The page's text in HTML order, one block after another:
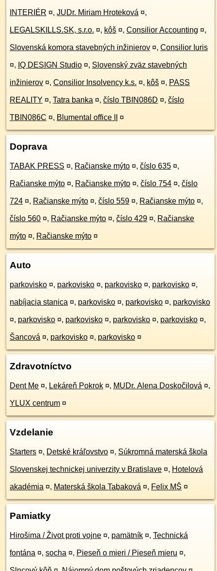
INTERIÉR ¤, JUDr. Miriam Hroteková ¤,
LEGALSKILLS.SK, s.r.o. ¤, kôš ¤, Consilior Accounting ¤,
Slovenská komora stavebných inžinierov ¤, Consilior Iuris
¤, IQ DESIGN Studio ¤, Slovenský zväz stavebných
inžinierov ¤, Consilior Insolvency k.s. ¤, kôš ¤, PASS
REALITY ¤, Tatra banka ¤, číslo TBIN086D ¤, číslo
TBIN086C ¤, Blumental office II ¤
Doprava
TABAK PRESS ¤, Račianske mýto ¤, číslo 635 ¤,
Račianske mýto ¤, Račianske mýto ¤, číslo 754 ¤, číslo
724 ¤, Račianske mýto ¤, číslo 559 ¤, Račianske mýto ¤,
číslo 560 ¤, Račianske mýto ¤, číslo 429 ¤, Račianske
mýto ¤, Račianske mýto ¤
Auto
parkovisko ¤, parkovisko ¤, parkovisko ¤, parkovisko ¤,
nabíjacia stanica ¤, parkovisko ¤, parkovisko ¤, parkovisko
¤, parkovisko ¤, parkovisko ¤, parkovisko ¤, parkovisko ¤,
Šancová ¤, parkovisko ¤, parkovisko ¤
Zdravotníctvo
Dent Me ¤, Lekáreň Pokrok ¤, MUDr. Alena Doskočilová ¤,
YLUX centrum ¤
Vzdelanie
Starters ¤, Detské kráľovstvo ¤, Súkromná materská škola
Slovenskej technickej univerzity v Bratislave ¤, Hotelová
akadémia ¤, Materská škola Tabaková ¤, Felix MŠ ¤
Pamiatky
Hirošima / Život proti vojne ¤, pamätník ¤, Technická
fontána ¤, socha ¤, Pieseň o mieri / Pieseň mieru ¤,